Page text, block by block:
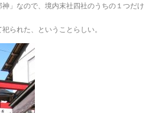
」なので、境内末社四社のうちの１つだけ
られた、ということらしい。